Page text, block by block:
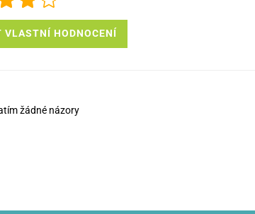
VLASTNÍ HODNOCENÍ
žádné názory